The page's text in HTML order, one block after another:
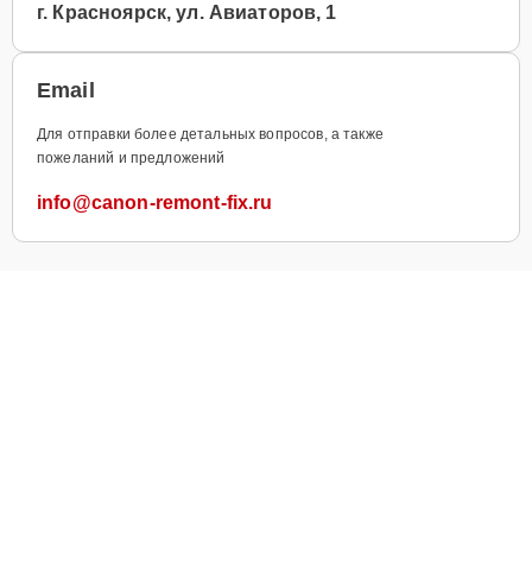
г. Красноярск, ул. Авиаторов, 1
Email
Для отправки более детальных вопросов, а также
пожеланий и предложений
info@canon-remont-fix.ru